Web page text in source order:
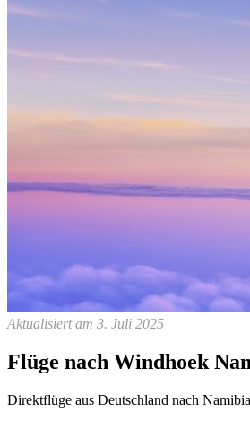
Aktualisiert am 3. Juli 2025
Flüge nach Windhoek
Direktflüge aus Deutschland nach